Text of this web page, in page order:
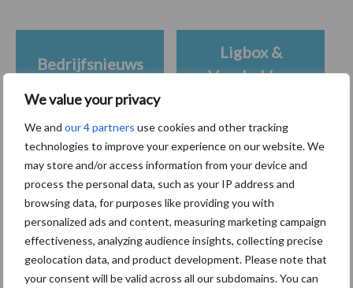
We value your privacy
We and our 4 partners use cookies and other tracking
technologies to improve your experience on our website. We
may store and/or access information from your device and
process the personal data, such as your IP address and
browsing data, for purposes like providing you with
personalized ads and content, measuring marketing campaign
effectiveness, analyzing audience insights, collecting precise
geolocation data, and product development. Please note that
your consent will be valid across all our subdomains. You can
Primaire
Sidebar
Recent nieuws Partner nieuws
7 aug De speenhuid: een vaak
Bedrijfsnieuws
Ligbox &
Voerhekken
Toon meer